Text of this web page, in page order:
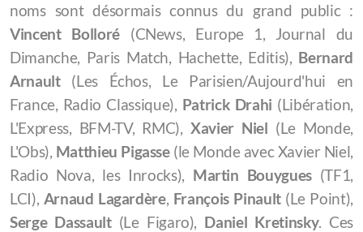
noms sont désormais connus du grand public :
Vincent Bolloré(CNews, Europe 1, Journal du
Dimanche, Paris Match, Hachette, Editis), Bernard
Arnault(Les Échos, Le Parisien/Aujourd'hui en
France, Radio Classique), Patrick Drahi (Libération,
L'Express, BFM-TV, RMC), Xavier Niel (Le Monde,
L'Obs), Matthieu Pigasse (le Monde avec Xavier Niel,
Radio Nova, les Inrocks), Martin Bouygues(TF1,
LCI), Arnaud Lagardère, François Pinault(Le Point),
Serge Dassault(Le Figaro), Daniel Kretinsky. Ces